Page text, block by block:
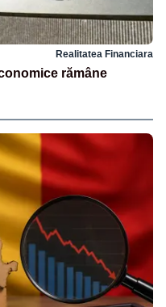
Realitatea Financiara
rămâne